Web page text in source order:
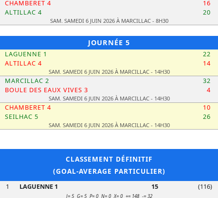
CHAMBERET 4
16
ALTILLAC 4
20
SAM. SAMEDI 6 JUIN 2026 À MARCILLAC - 8H30
JOURNÉE 5
LAGUENNE 1
22
ALTILLAC 4
14
SAM. SAMEDI 6 JUIN 2026 À MARCILLAC - 14H30
MARCILLAC 2
32
BOULE DES EAUX VIVES 3
4
SAM. SAMEDI 6 JUIN 2026 À MARCILLAC - 14H30
CHAMBERET 4
10
SEILHAC 5
26
SAM. SAMEDI 6 JUIN 2026 À MARCILLAC - 14H30
CLASSEMENT DÉFINITIF
(GOAL-AVERAGE PARTICULIER)
1 LAGUENNE 1 15 (116)
J= 5 G= 5 P= 0 N= 0 X= 0 += 148 -= 32